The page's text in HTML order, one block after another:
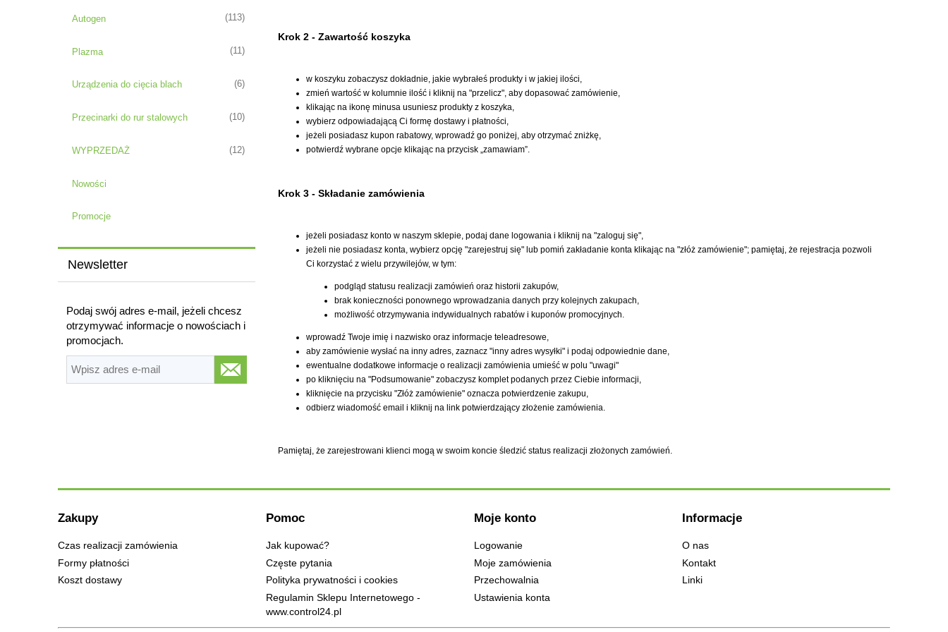
Autogen (113)
Plazma (11)
Urządzenia do cięcia blach (6)
Przecinarki do rur stalowych (10)
WYPRZEDAŻ (12)
Nowości
Promocje
Newsletter
Podaj swój adres e-mail, jeżeli chcesz
otrzymywać informacje o nowościach i
promocjach.
Krok 2 - Zawartość koszyka
w koszyku zobaczysz dokładnie, jakie wybrałeś produkty i w jakiej ilości,
zmień wartość w kolumnie ilość i kliknij na "przelicz", aby dopasować zamówienie,
klikając na ikonę minusa usuniesz produkty z koszyka,
wybierz odpowiadającą Ci formę dostawy i płatności,
jeżeli posiadasz kupon rabatowy, wprowadź go poniżej, aby otrzymać zniżkę,
potwierdź wybrane opcje klikając na przycisk „zamawiam”.
Krok 3 - Składanie zamówienia
jeżeli posiadasz konto w naszym sklepie, podaj dane logowania i kliknij na "zaloguj się",
jeżeli nie posiadasz konta, wybierz opcję "zarejestruj się" lub pomiń zakładanie konta klikając na "złóż zamówienie"; pamiętaj, że rejestracja pozwoli
Ci korzystać z wielu przywilejów, w tym:
podgląd statusu realizacji zamówień oraz historii zakupów,
brak konieczności ponownego wprowadzania danych przy kolejnych zakupach,
możliwość otrzymywania indywidualnych rabatów i kuponów promocyjnych.
wprowadź Twoje imię i nazwisko oraz informacje teleadresowe,
aby zamówienie wysłać na inny adres, zaznacz "inny adres wysyłki" i podaj odpowiednie dane,
ewentualne dodatkowe informacje o realizacji zamówienia umieść w polu "uwagi"
po kliknięciu na "Podsumowanie" zobaczysz komplet podanych przez Ciebie informacji,
kliknięcie na przycisku "Złóż zamówienie" oznacza potwierdzenie zakupu,
odbierz wiadomość email i kliknij na link potwierdzający złożenie zamówienia.
Pamiętaj, że zarejestrowani klienci mogą w swoim koncie śledzić status realizacji złożonych zamówień.
Zakupy
Czas realizacji zamówienia
Formy płatności
Koszt dostawy
Pomoc
Jak kupować?
Częste pytania
Polityka prywatności i cookies
Regulamin Sklepu Internetowego -
www.control24.pl
Moje konto
Logowanie
Moje zamówienia
Przechowalnia
Ustawienia konta
Informacje
O nas
Kontakt
Linki